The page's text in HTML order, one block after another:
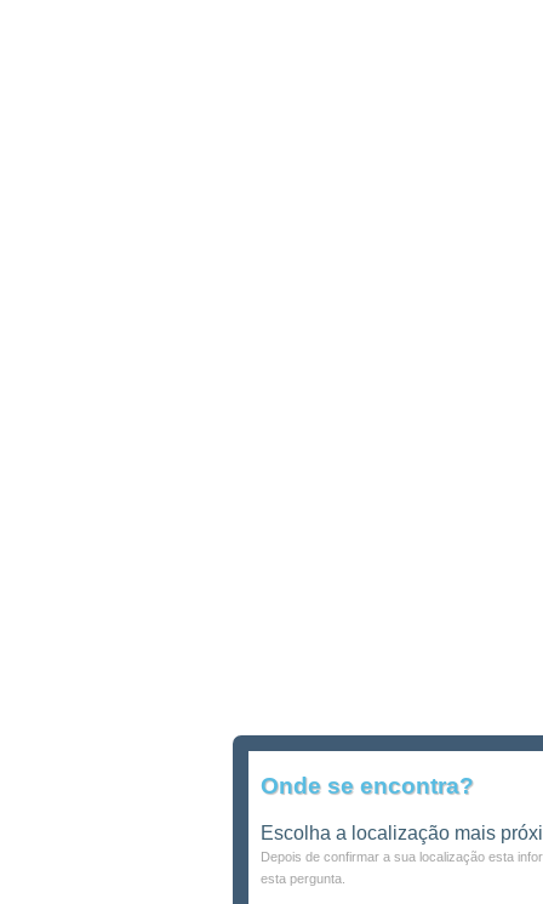
Onde se encontra?
Escolha a localização mais
Depois de confirmar a sua localização esta
esta pergunta.